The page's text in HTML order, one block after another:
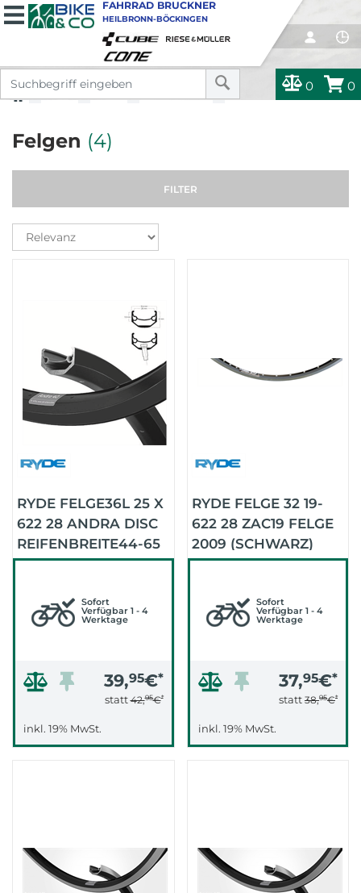
0 0
FAHRRAD BRUCKNER
HEILBRONN-BÖCKINGEN
TEILE TEILE LAUFRÄDER FELGEN
Felgen (4)
FILTER
RYDE FELGE36L 25 X
622 28 ANDRA DISC
REIFENBREITE44-65
(SCHWARZ)
Sofort
Verfügbar 1 - 4
Werktage
39,95€*
statt42,95€*
inkl. 19% MwSt.
RYDE FELGE 32 19-
622 28 ZAC19 FELGE
2009 (SCHWARZ)
Sofort
Verfügbar 1 - 4
Werktage
37,95€*
statt 38,95€*
inkl. 19% MwSt.